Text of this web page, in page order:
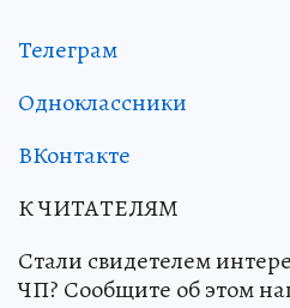
Телеграм
Одноклассники
ВКонтакте
К ЧИТАТЕЛЯМ
Стали свидетелем
ЧП? Сообщите об этом